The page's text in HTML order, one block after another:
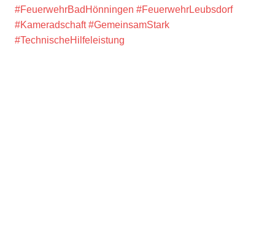
#FeuerwehrBadHönningen #FeuerwehrLeubsdorf
#Kameradschaft #GemeinsamStark
#TechnischeHilfeleistung